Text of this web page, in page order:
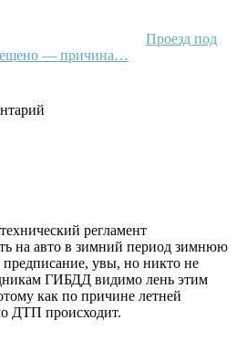
Проезд под
— причина…
регламент
на авто в зимний период зимнюю
предписание, увы, но никто не
ГИБДД видимо лень этим
как по причине летней
ДТП происходит.